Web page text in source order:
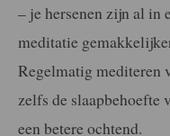
– je hersenen zijn al in
meditatie
Regelmatig mediteren
zelfs de slaapbehoefte
een betere ochtend.